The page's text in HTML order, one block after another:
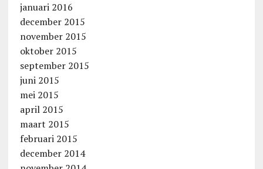
januari 2016
december 2015
november 2015
oktober 2015
september 2015
juni 2015
mei 2015
april 2015
maart 2015
februari 2015
december 2014